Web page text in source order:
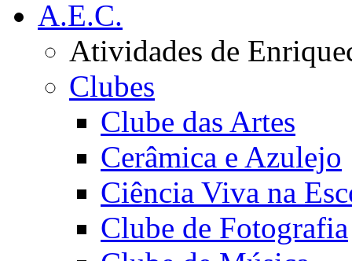
A.E.C.
Atividades de
Clubes
Clube das Artes
Cerâmica e Azulejo
Ciência Viva na
Clube de Fotografia